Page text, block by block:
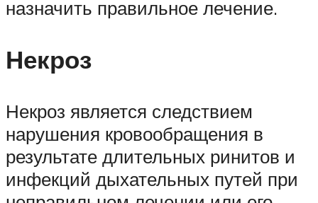
назначить правильное лечение.
Некроз
Некроз является следствием
нарушения кровообращения в
результате длительных ринитов и
инфекций дыхательных путей при